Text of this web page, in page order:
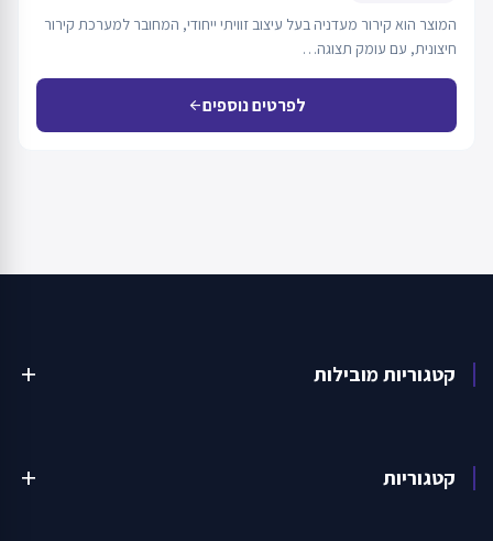
המוצר הוא קירור מעדניה בעל עיצוב זוויתי ייחודי, המחובר למערכת קירור
חיצונית, עם עומק תצוגה…
לפרטים נוספיםarrow_back
קטגוריות מובילות add
קטגוריות add